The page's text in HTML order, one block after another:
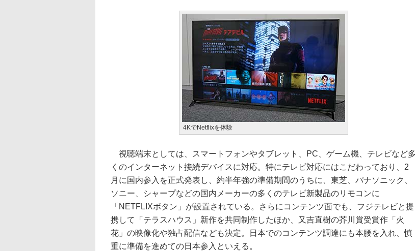
4KでNetflixを体験
視聴端末としては、スマートフォンやタブレット、PC、ゲーム機、テレビなど多
くのインターネット接続デバイスに対応。特にテレビ対応にはこだわっており、2
月に国内参入を正式発表し、約半年強の準備期間のうちに、東芝、パナソニック、
ソニー、シャープなどの国内メーカーの多くのテレビ新製品のリモコンに
「NETFLIXボタン」が設置されている。さらにコンテンツ面でも、フジテレビと提
携して「テラスハウス」新作を共同制作したほか、又吉直樹の芥川賞受賞作「火
花」の映像化や独占配信なども決定。日本でのコンテンツ調達にも本腰を入れ、慎
重に準備を進めての日本参入といえる。